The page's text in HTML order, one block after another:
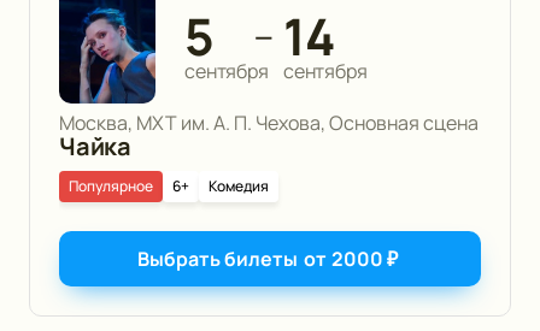
5
сентября
— 14
сентября
Москва, МХТ им. А. П. Чехова, Основная сцена
Чайка
6+ Комедия
Популярное
Выбрать билеты от2000₽